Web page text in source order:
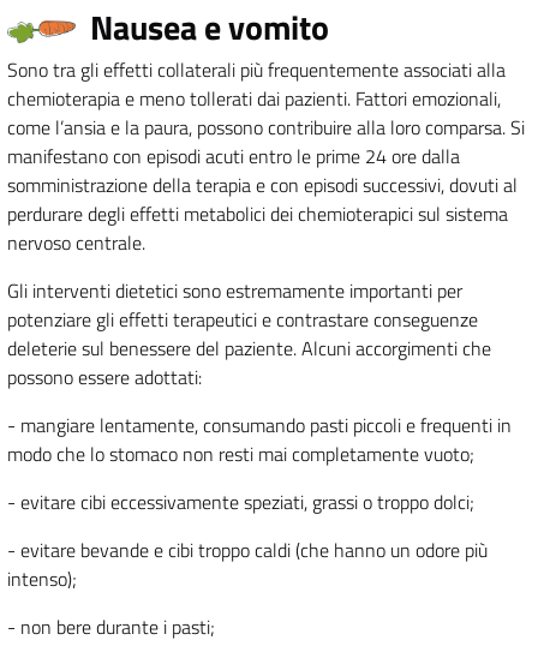
Nausea e vomito
Sono tra gli effetti collaterali più frequentemente associati alla
chemioterapia e meno tollerati dai pazienti. Fattori emozionali,
come l’ansia e la paura, possono contribuire alla loro comparsa. Si
manifestano con episodi acuti entro le prime 24 ore dalla
somministrazione della terapia e con episodi successivi, dovuti al
perdurare degli effetti metabolici dei chemioterapici sul sistema
nervoso centrale.
Gli interventi dietetici sono estremamente importanti per
potenziare gli effetti terapeutici e contrastare conseguenze
deleterie sul benessere del paziente. Alcuni accorgimenti che
possono essere adottati:
- mangiare lentamente, consumando pasti piccoli e frequenti in
modo che lo stomaco non resti mai completamente vuoto;
- evitare cibi eccessivamente speziati, grassi o troppo dolci;
- evitare bevande e cibi troppo caldi (che hanno un odore più
intenso);
- non bere durante i pasti;